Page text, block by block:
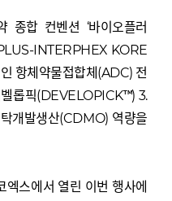
종합 컨벤션 ‘바이오플러
INTERPHEX KORE
항체약물접합체(ADC) 전
벨롭픽(DEVELOPICK™) 3.
개발생산(CDMO) 역량을
스에서 열린 이번 행사에